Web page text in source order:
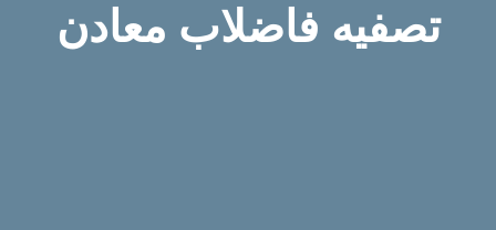
تصفیه فاضلاب معادن